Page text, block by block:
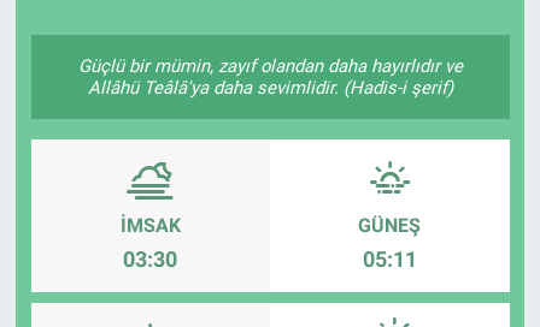
Güçlü bir mümin, zayıf olandan daha hayırlıdır ve
Allâhü Teâlâ'ya daha sevimlidir. (Hadis-i şerif)
İMSAK
03:30
GÜNEŞ
05:11
Kütahya
Genel